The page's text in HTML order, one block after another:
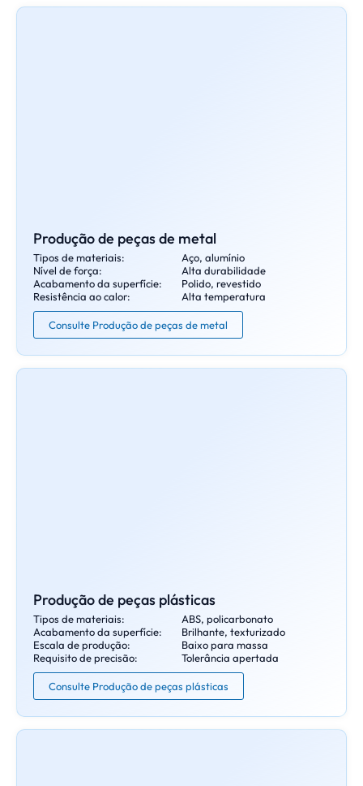
Produção de peças de metal
Tipos de materiais:
Aço, alumínio
Nível de força:
Alta durabilidade
Acabamento da superfície:
Polido, revestido
Resistência ao calor:
Alta temperatura
Consulte Produção de peças de metal
Produção de peças plásticas
Tipos de materiais:
ABS, policarbonato
Acabamento da superfície:
Brilhante, texturizado
Escala de produção:
Baixo para massa
Requisito de precisão:
Tolerância apertada
Consulte Produção de peças plásticas